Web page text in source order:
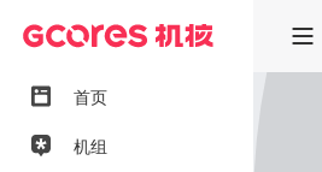
首页
机组